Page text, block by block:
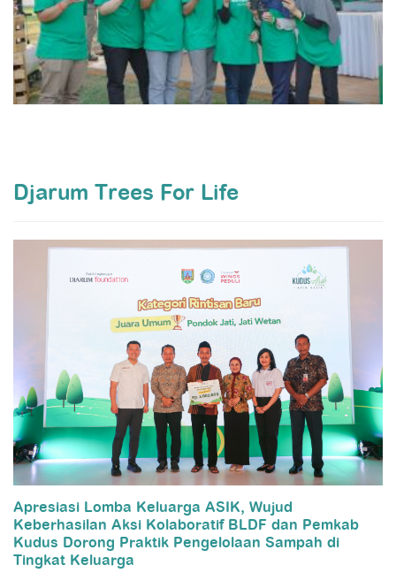
Djarum Trees For Life
Apresiasi Lomba Keluarga ASIK, Wujud
Keberhasilan Aksi Kolaboratif BLDF dan Pemkab
Kudus Dorong Praktik Pengelolaan Sampah di
Tingkat Keluarga